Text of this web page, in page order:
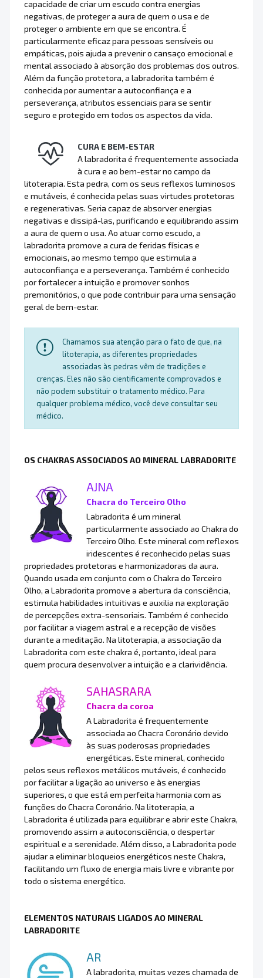
capacidade de criar um escudo contra energias
negativas, de proteger a aura de quem o usa e de
proteger o ambiente em que se encontra. É
particularmente eficaz para pessoas sensíveis ou
empáticas, pois ajuda a prevenir o cansaço emocional e
mental associado à absorção dos problemas dos outros.
Além da função protetora, a labradorita também é
conhecida por aumentar a autoconfiança e a
perseverança, atributos essenciais para se sentir
seguro e protegido em todos os aspectos da vida.
CURA E BEM-ESTAR
A labradorita é frequentemente associada
à cura e ao bem-estar no campo da
litoterapia. Esta pedra, com os seus reflexos luminosos
e mutáveis, é conhecida pelas suas virtudes protetoras
e regenerativas. Seria capaz de absorver energias
negativas e dissipá-las, purificando e equilibrando assim
a aura de quem o usa. Ao atuar como escudo, a
labradorita promove a cura de feridas físicas e
emocionais, ao mesmo tempo que estimula a
autoconfiança e a perseverança. Também é conhecido
por fortalecer a intuição e promover sonhos
premonitórios, o que pode contribuir para uma sensação
geral de bem-estar.
Chamamos sua atenção para o fato de que, na
litoterapia, as diferentes propriedades
associadas às pedras vêm de tradições e
crenças. Eles não são cientificamente comprovados e
não podem substituir o tratamento médico. Para
qualquer problema médico, você deve consultar seu
médico.
OS CHAKRAS ASSOCIADOS AO MINERAL LABRADORITE
AJNA
Chacra do Terceiro Olho
Labradorita é um mineral
particularmente associado ao Chakra do
Terceiro Olho. Este mineral com reflexos
iridescentes é reconhecido pelas suas
propriedades protetoras e harmonizadoras da aura.
Quando usada em conjunto com o Chakra do Terceiro
Olho, a Labradorita promove a abertura da consciência,
estimula habilidades intuitivas e auxilia na exploração
de percepções extra-sensoriais. Também é conhecido
por facilitar a viagem astral e a recepção de visões
durante a meditação. Na litoterapia, a associação da
Labradorita com este chakra é, portanto, ideal para
quem procura desenvolver a intuição e a clarividência.
SAHASRARA
Chacra da coroa
A Labradorita é frequentemente
associada ao Chacra Coronário devido
às suas poderosas propriedades
energéticas. Este mineral, conhecido
pelos seus reflexos metálicos mutáveis, é conhecido
por facilitar a ligação ao universo e às energias
superiores, o que está em perfeita harmonia com as
funções do Chacra Coronário. Na litoterapia, a
Labradorita é utilizada para equilibrar e abrir este Chakra,
promovendo assim a autoconsciência, o despertar
espiritual e a serenidade. Além disso, a Labradorita pode
ajudar a eliminar bloqueios energéticos neste Chakra,
facilitando um fluxo de energia mais livre e vibrante por
todo o sistema energético.
ELEMENTOS NATURAIS LIGADOS AO MINERAL
LABRADORITE
AR
A labradorita, muitas vezes chamada de